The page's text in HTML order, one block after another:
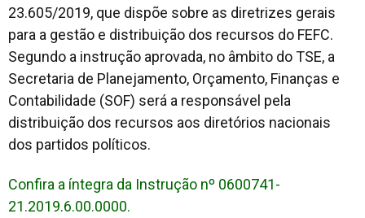
23.605/2019, que dispõe sobre as diretrizes gerais
para a gestão e distribuição dos recursos do FEFC.
Segundo a instrução aprovada, no âmbito do TSE, a
Secretaria de Planejamento, Orçamento, Finanças e
Contabilidade (SOF) será a responsável pela
distribuição dos recursos aos diretórios nacionais
dos partidos políticos.
Confira a íntegra da Instrução nº 0600741-
21.2019.6.00.0000.